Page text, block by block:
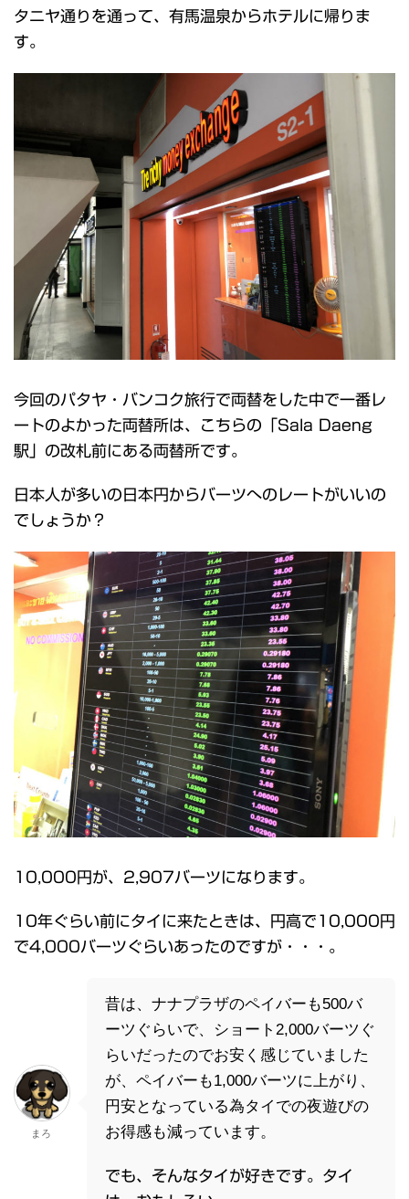
タニヤ通りを通って、有馬温泉からホテルに帰りま
す。
今回のパタヤ・バンコク旅行で両替をした中で一番レ
ートのよかった両替所は、こちらの「Sala Daeng
駅」の改札前にある両替所です。
日本人が多いの日本円からバーツへのレートがいいの
でしょうか？
10,000円が、2,907バーツになります。
10年ぐらい前にタイに来たときは、円高で10,000円
で4,000バーツぐらいあったのですが・・・。
まろ
昔は、ナナプラザのペイバーも500バ
ーツぐらいで、ショート2,000バーツぐ
らいだったのでお安く感じていました
が、ペイバーも1,000バーツに上がり、
円安となっている為タイでの夜遊びの
お得感も減っています。
でも、そんなタイが好きです。タイ